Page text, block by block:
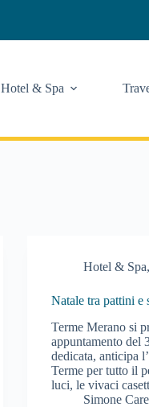
Hotel & Spa
Hotel & Spa
Natale tra pattini e
Terme Merano si
appuntamento del
dedicata, anticipa
Terme per tutto il
luci, le vivaci
Simone